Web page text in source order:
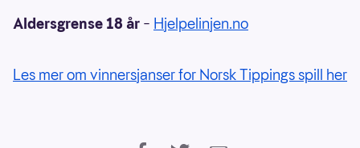
Aldersgrense 18 år – Hjelpelinjen.no
Les mer om vinnersjanser for Norsk Tippings spill her